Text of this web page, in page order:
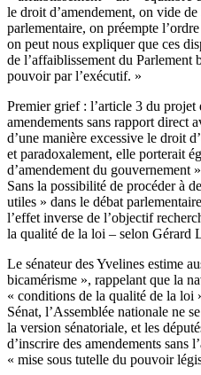
le droit d’amendement, on vide
parlementaire, on préempte
on peut nous expliquer que ces
de l’affaiblissement du Parlement
pouvoir par l’exécutif. »
Premier grief : l’article 3 du
amendements sans rapport direct
d’une manière excessive le droit
et paradoxalement, elle porterait
d’amendement du gouvernement
Sans la possibilité de procéder à
utiles » dans le débat
l’effet inverse de l’objectif
la qualité de la loi – selon Gérard
Le sénateur des Yvelines estime
bicamérisme », rappelant que la
« conditions de la qualité de la loi
Sénat, l’Assemblée nationale ne
la version sénatoriale, et les
d’inscrire des amendements sans
« mise sous tutelle du pouvoir